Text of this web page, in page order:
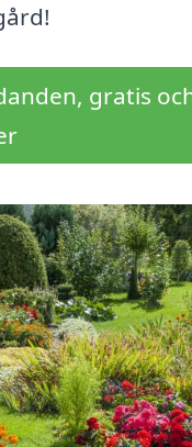
gratis